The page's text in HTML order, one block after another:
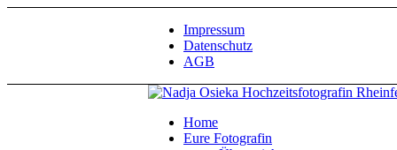
Impressum
Datenschutz
AGB
Home
Eure Fotografin